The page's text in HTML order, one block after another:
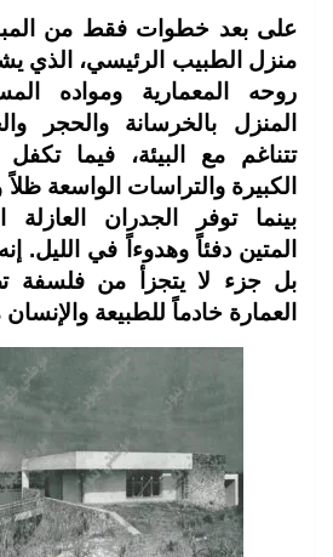
على بعد خطوات فقط من
منزل الطبيب الرئيسي، الذي
روحه المعمارية ومواده
المنزل بالخرسانة والحجر
تتناغم مع البيئة، فيما
الكبيرة والتراسات الواسعة ظلاً
بينما توفر الجدران
المتين دفئاً وهدوءاً في الليل.
بل جزء لا يتجزأ من فلسفة
العمارة خادماً للطبيعة والإنسان